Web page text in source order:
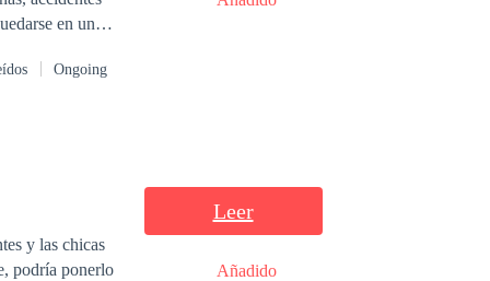
en un
que ese
Ongoing
y las chicas
Leer
Añadido